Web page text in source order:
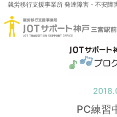
就労移行支援事業所 発達障害・不安障
PC練習